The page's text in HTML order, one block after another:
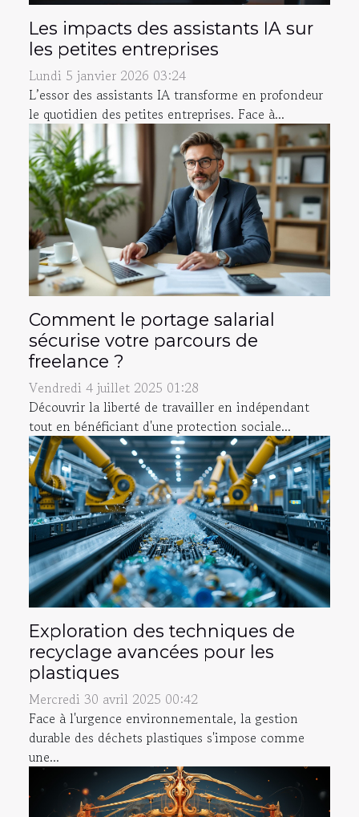
Les impacts des assistants IA sur
les petites entreprises
Lundi 5 janvier 2026 03:24
L’essor des assistants IA transforme en profondeur
le quotidien des petites entreprises. Face à...
Comment le portage salarial
sécurise votre parcours de
freelance ?
Vendredi 4 juillet 2025 01:28
Découvrir la liberté de travailler en indépendant
tout en bénéficiant d'une protection sociale...
Exploration des techniques de
recyclage avancées pour les
plastiques
Mercredi 30 avril 2025 00:42
Face à l'urgence environnementale, la gestion
durable des déchets plastiques s'impose comme
une...